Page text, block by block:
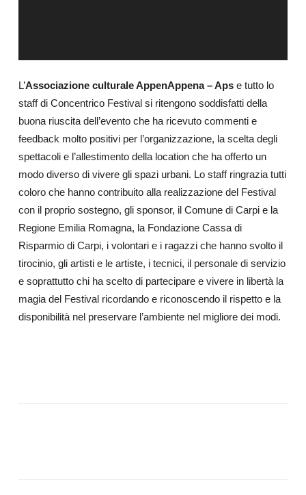
L’Associazione culturale AppenAppena – Apse tutto lo
staff di Concentrico Festival si ritengono soddisfatti della
buona riuscita dell’evento che ha ricevuto commenti e
feedback molto positivi per l’organizzazione, la scelta degli
spettacoli e l’allestimento della location che ha offerto un
modo diverso di vivere gli spazi urbani. Lo staff ringrazia tutti
coloro che hanno contribuito alla realizzazione del Festival
con il proprio sostegno, gli sponsor, il Comune di Carpi e la
Regione Emilia Romagna, la Fondazione Cassa di
Risparmio di Carpi, i volontari e i ragazzi che hanno svolto il
tirocinio, gli artisti e le artiste, i tecnici, il personale di servizio
e soprattutto chi ha scelto di partecipare e vivere in libertà la
magia del Festival ricordando e riconoscendo il rispetto e la
disponibilità nel preservare l’ambiente nel migliore dei modi.